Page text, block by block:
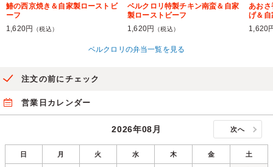
鰆の西京焼き＆自家製ローストビ
ーフ
1,620円
（税込）
ベルクロリ特製チキン南蛮＆自家
製ローストビーフ
1,620円
（税込）
あおさ
げ＆自
1,620
ベルクロリの弁当一覧を見る
注文の前にチェック
営業日カレンダー
2026年08月 次へ
日 月 火 水 木 金 土